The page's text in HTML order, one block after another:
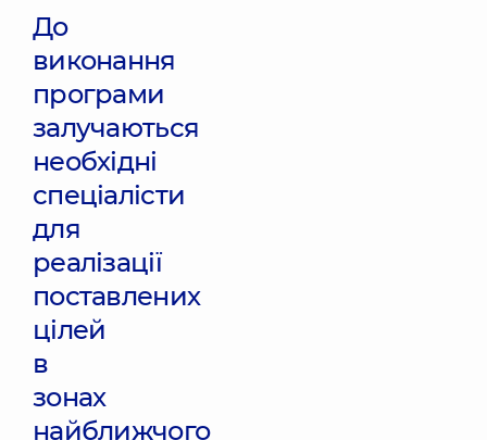
До
виконання
програми
залучаються
необхідні
спеціалісти
для
реалізації
поставлених
цілей
в
зонах
найближчого